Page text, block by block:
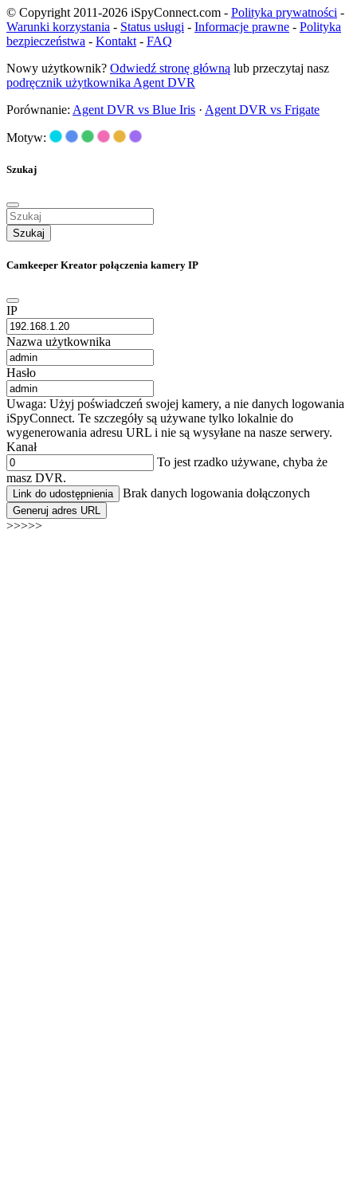
© Copyright 2011-2026 iSpyConnect.com - Polityka prywatności -
Warunki korzystania - Status usługi - Informacje prawne - Polityka
bezpieczeństwa - Kontakt - FAQ
Nowy użytkownik? Odwiedź stronę główną lub przeczytaj nasz
podręcznik użytkownika Agent DVR
Porównanie: Agent DVR vs Blue Iris · Agent DVR vs Frigate
Motyw:
Szukaj
Szukaj
Camkeeper Kreator połączenia kamery IP
IP
Nazwa użytkownika
Hasło
Uwaga: Użyj poświadczeń swojej kamery, a nie danych logowania
iSpyConnect. Te szczegóły są używane tylko lokalnie do
wygenerowania adresu URL i nie są wysyłane na nasze serwery.
Kanał
To jest rzadko używane, chyba że
masz DVR.
Link do udostępnienia Brak danych logowania dołączonych
Generuj adres URL
>>>>>